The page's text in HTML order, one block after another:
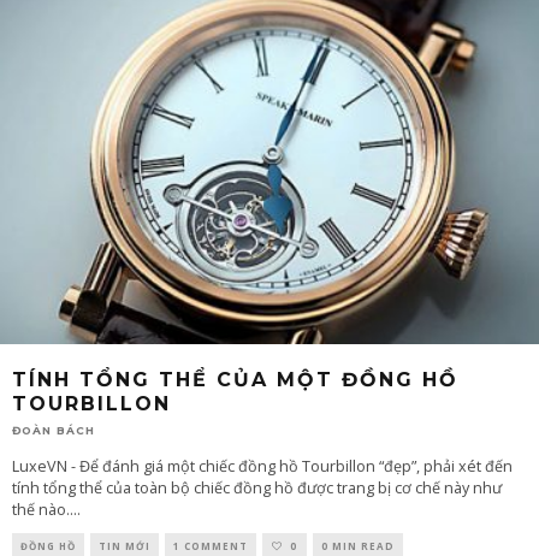
TÍNH TỔNG THỂ CỦA MỘT ĐỒNG HỒ
TOURBILLON
ĐOÀN BÁCH
LuxeVN - Để đánh giá một chiếc đồng hồ Tourbillon “đẹp”, phải xét đến
tính tổng thể của toàn bộ chiếc đồng hồ được trang bị cơ chế này như
thế nào....
ĐỒNG HỒ TIN MỚI 1 COMMENT 0 0 MIN READ